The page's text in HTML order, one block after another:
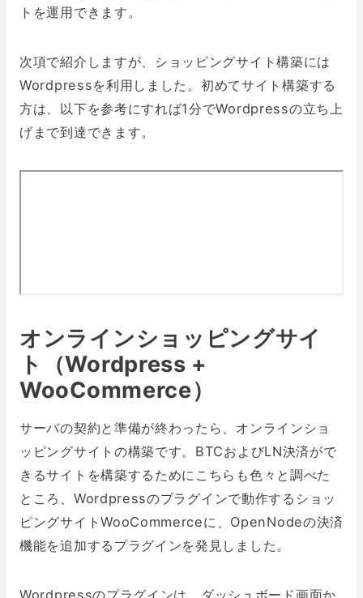
トを運用できます。
次項で紹介しますが、ショッピングサイト構築には
Wordpressを利用しました。初めてサイト構築する
方は、以下を参考にすれば1分でWordpressの立ち上
げまで到達できます。
オンラインショッピングサイ
ト（Wordpress +
WooCommerce）
サーバの契約と準備が終わったら、オンラインショ
ッピングサイトの構築です。BTCおよびLN決済がで
きるサイトを構築するためにこちらも色々と調べた
ところ、Wordpressのプラグインで動作するショッ
ピングサイトWooCommerceに、OpenNodeの決済
機能を追加するプラグインを発見しました。